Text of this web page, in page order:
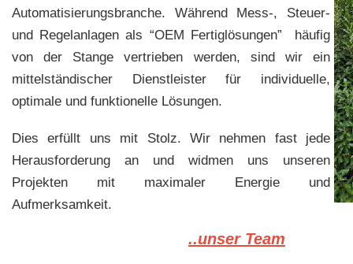
Automatisierungsbranche. Während Mess-, Steuer-
und Regelanlagen als “OEM Fertiglösungen” häufig
von der Stange vertrieben werden, sind wir ein
mittelständischer Dienstleister für individuelle,
optimale und funktionelle Lösungen.
Dies erfüllt uns mit Stolz. Wir nehmen fast jede
Herausforderung an und widmen uns unseren
Projekten mit maximaler Energie und
Aufmerksamkeit.
..unser Team